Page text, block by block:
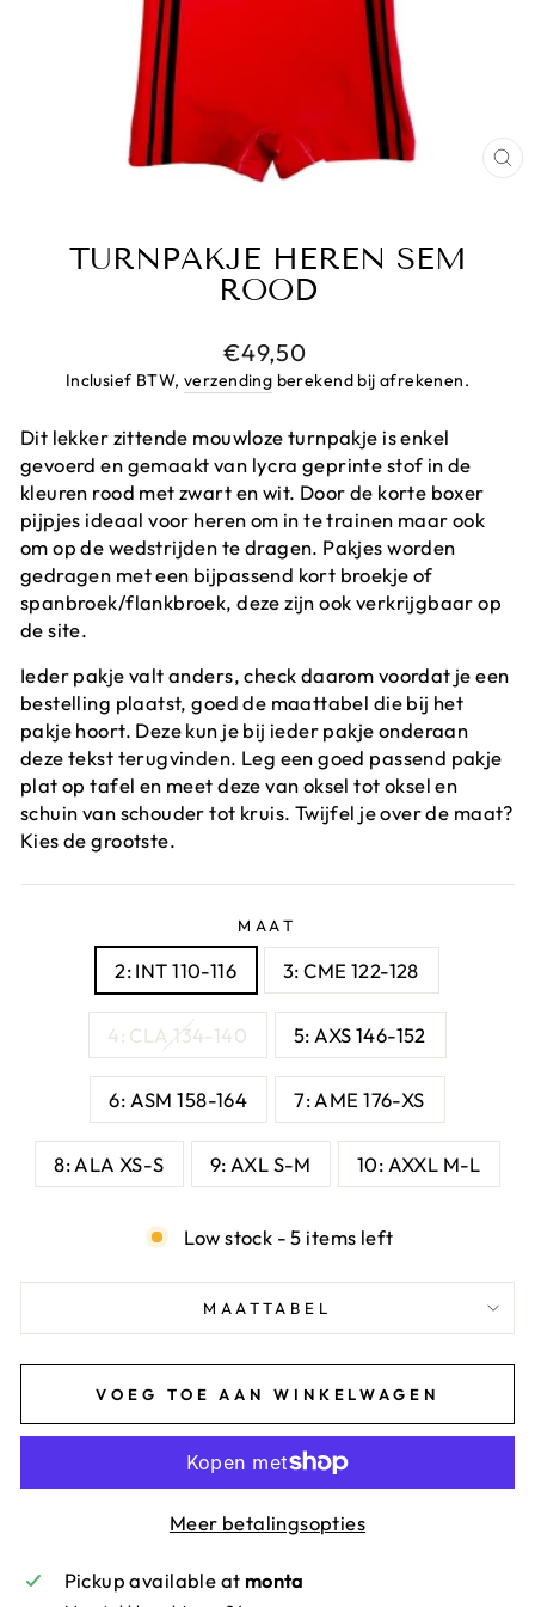
TURNPAKJE HEREN SEM
ROOD
Prijs
€49,50
Inclusief BTW,verzending berekend bij afrekenen.
Dit lekker zittende mouwloze turnpakje is enkel
gevoerd en gemaakt van lycra geprinte stof in de
kleuren rood met zwart en wit. Door de korte boxer
pijpjes ideaal voor heren om in te trainen maar ook
om op de wedstrijden te dragen. Pakjes worden
gedragen met een bijpassend kort broekje of
spanbroek/flankbroek, deze zijn ook verkrijgbaar op
de site.
Ieder pakje valt anders, check daarom voordat je een
bestelling plaatst, goed de maattabel die bij het
pakje hoort. Deze kun je bij ieder pakje onderaan
deze tekst terugvinden. Leg een goed passend pakje
plat op tafel en meet deze van oksel tot oksel en
schuin van schouder tot kruis. Twijfel je over de maat?
Kies de grootste.
MAAT
2: INT 110-116 3: CME 122-128
4: CLA 134-140 5: AXS 146-152
6: ASM 158-164 7: AME 176-XS
8: ALA XS-S 9: AXL S-M 10: AXXL M-L
Low stock - 5 items left
MAATTABEL
VOEG TOE AAN WINKELWAGEN
Meer betalingsopties
Pickup available at monta